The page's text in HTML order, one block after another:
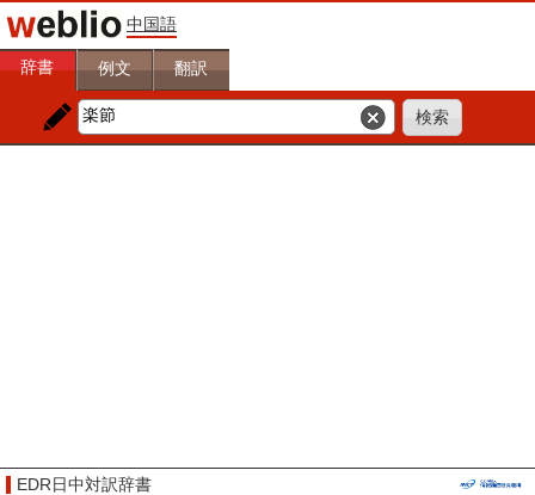
中国語
辞書 例文 翻訳
EDR日中対訳辞書